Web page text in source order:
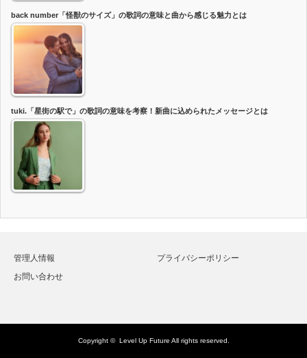
back number「怪獣のサイズ」の歌詞の意味と曲から感じる魅力とは
tuki.「星街の駅で」の歌詞の意味を考察！新曲に込められたメッセージとは
管理人情報
プライバシーポリシー
お問い合わせ
Copyright © Level Up Future All rights reserved.